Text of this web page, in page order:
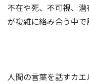
不在や死、不可視、
が複雑に絡み合う中で
人間の言葉を話すカ